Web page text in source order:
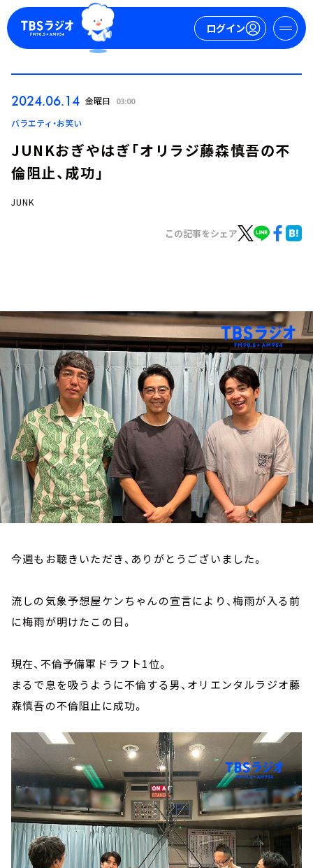
ログイン
ログイン
お知らせ
イベント・グッズ
YouTube
会社情報
2024.06.14 金曜日 03:00
バラエティ・お笑い
JUNKおぎやはぎ「オリラジ藤森慎吾の不
倫阻止、成功」
JUNK
この記事をシェア
今週もお聴きいただき、ありがとうございました。
流しの気象予想屋ケンちゃんの宣言により、梅雨が入る前
に梅雨が明けたこの日。
現在、不倫予備軍ドラフト1位。
まるで息を吸うように不倫する男、オリエンタルラジオ藤
森慎吾の不倫阻止に成功。